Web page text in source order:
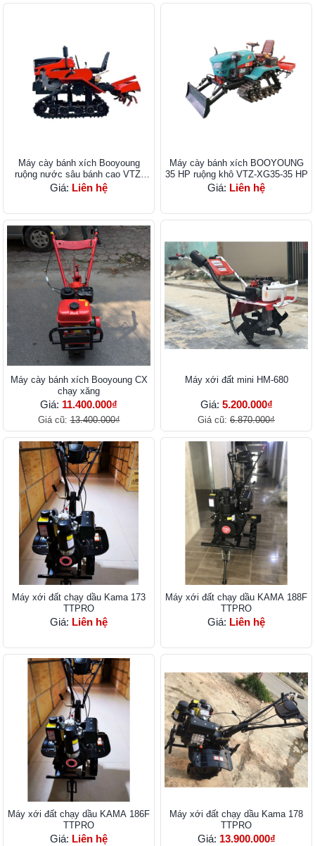
Máy cày bánh xích Booyoung
ruộng nước sâu bánh cao VTZ-
XG25SH-25 HP NEW
Giá: Liên hệ
Máy cày bánh xích BOOYOUNG
35 HP ruộng khô VTZ-XG35-35 HP
Giá: Liên hệ
Máy cày bánh xích Booyoung CX
chạy xăng
Giá: 11.400.000₫
Giá cũ:13.400.000₫
Máy xới đất mini HM-680
Giá: 5.200.000₫
Giá cũ: 6.870.000₫
Máy xới đất chạy dầu Kama 173
TTPRO
Giá: Liên hệ
Máy xới đất chạy dầu KAMA 188F
TTPRO
Giá: Liên hệ
Máy xới đất chạy dầu KAMA 186F
TTPRO
Giá: Liên hệ
Máy xới đất chạy dầu Kama 178
TTPRO
Giá: 13.900.000₫